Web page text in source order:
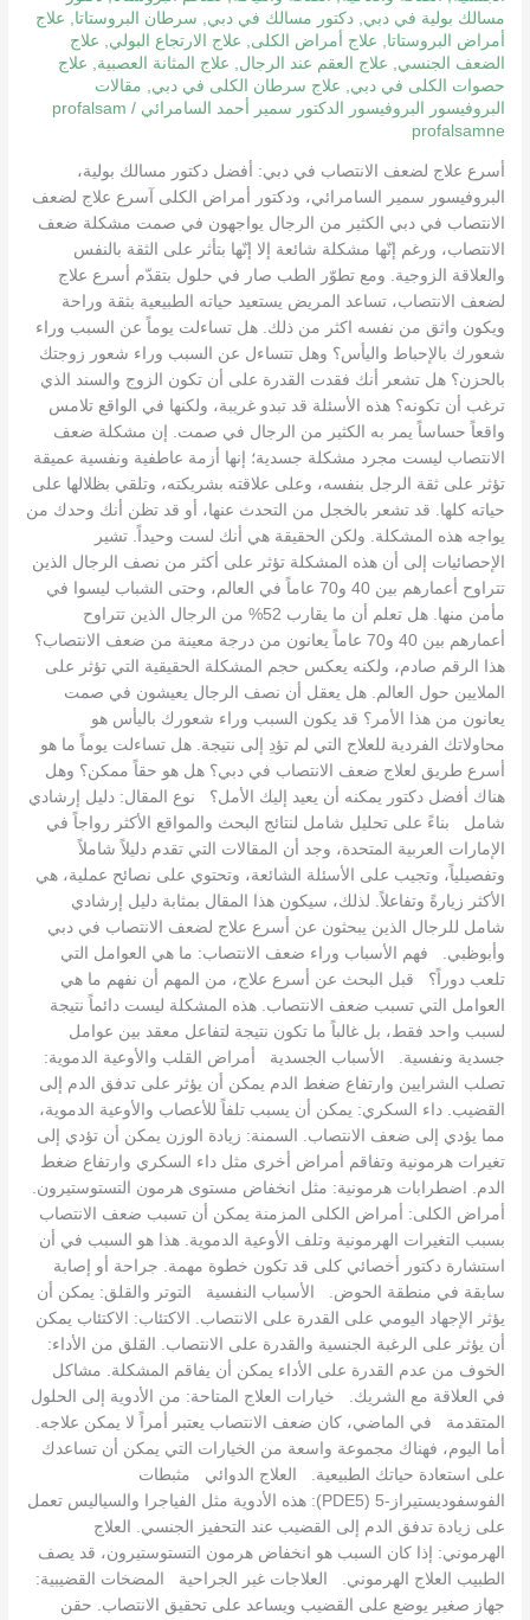
مسالك بولية في دبي,دكتور مسالك في دبي, سرطان البروستاتا, علاج
أمراض البروستاتا, علاج أمراض الكلى, علاج الارتجاع البولي, علاج
الضعف الجنسي, علاج العقم عند الرجال, علاج المثانة العصبية, علاج
حصوات الكلى في دبي, علاج سرطان الكلى في دبي, مقالات
البروفيسور البروفيسور الدكتور سمير أحمد السامرائي /
profalsam
profalsamne
أسرع علاج لضعف الانتصاب في دبي: أفضل دكتور مسالك بولية،
البروفيسور سمير السامرائي، ودكتور أمراض الكلى آسرع علاج لضعف
الانتصاب في دبي الكثير من الرجال يواجهون في صمت مشكلة ضعف
الانتصاب، ورغم إنّها مشكلة شائعة إلا إنّها بتأثر على الثقة بالنفس
والعلاقة الزوجية. ومع تطوّر الطب صار في حلول بتقدّم أسرع علاج
لضعف الانتصاب، تساعد المريض يستعيد حياته الطبيعية بثقة وراحة
ويكون واثق من نفسه اكثر من ذلك. هل تساءلت يوماً عن السبب وراء
شعورك بالإحباط واليأس؟ وهل تتساءل عن السبب وراء شعور زوجتك
بالحزن؟ هل تشعر أنك فقدت القدرة على أن تكون الزوج والسند الذي
ترغب أن تكونه؟ هذه الأسئلة قد تبدو غريبة، ولكنها في الواقع تلامس
واقعاً حساساً يمر به الكثير من الرجال في صمت. إن مشكلة ضعف
الانتصاب ليست مجرد مشكلة جسدية؛ إنها أزمة عاطفية ونفسية عميقة
تؤثر على ثقة الرجل بنفسه، وعلى علاقته بشريكته، وتلقي بظلالها على
حياته كلها. قد تشعر بالخجل من التحدث عنها، أو قد تظن أنك وحدك من
يواجه هذه المشكلة. ولكن الحقيقة هي أنك لست وحيداً. تشير
الإحصائيات إلى أن هذه المشكلة تؤثر على أكثر من نصف الرجال الذين
تتراوح أعمارهم بين 40 و70 عاماً في العالم، وحتى الشباب ليسوا في
مأمن منها. هل تعلم أن ما يقارب 52% من الرجال الذين تتراوح
أعمارهم بين 40 و70 عاماً يعانون من درجة معينة من ضعف الانتصاب؟
هذا الرقم صادم، ولكنه يعكس حجم المشكلة الحقيقية التي تؤثر على
الملايين حول العالم. هل يعقل أن نصف الرجال يعيشون في صمت
يعانون من هذا الأمر؟ قد يكون السبب وراء شعورك باليأس هو
محاولاتك الفردية للعلاج التي لم تؤدِ إلى نتيجة. هل تساءلت يوماً ما هو
أسرع طريق لعلاج ضعف الانتصاب في دبي؟ هل هو حقاً ممكن؟ وهل
هناك أفضل دكتور يمكنه أن يعيد إليك الأمل؟ نوع المقال: دليل إرشادي
شامل بناءً على تحليل شامل لنتائج البحث والمواقع الأكثر رواجاً في
الإمارات العربية المتحدة، وجد أن المقالات التي تقدم دليلاً شاملاً
وتفصيلياً، وتجيب على الأسئلة الشائعة، وتحتوي على نصائح عملية، هي
الأكثر زيارةً وتفاعلاً. لذلك، سيكون هذا المقال بمثابة دليل إرشادي
شامل للرجال الذين يبحثون عن أسرع علاج لضعف الانتصاب في دبي
وأبوظبي. فهم الأسباب وراء ضعف الانتصاب: ما هي العوامل التي
تلعب دوراً؟ قبل البحث عن أسرع علاج، من المهم أن نفهم ما هي
العوامل التي تسبب ضعف الانتصاب. هذه المشكلة ليست دائماً نتيجة
لسبب واحد فقط، بل غالباً ما تكون نتيجة لتفاعل معقد بين عوامل
جسدية ونفسية. الأسباب الجسدية أمراض القلب والأوعية الدموية:
تصلب الشرايين وارتفاع ضغط الدم يمكن أن يؤثر على تدفق الدم إلى
القضيب. داء السكري: يمكن أن يسبب تلفاً للأعصاب والأوعية الدموية،
مما يؤدي إلى ضعف الانتصاب. السمنة: زيادة الوزن يمكن أن تؤدي إلى
تغيرات هرمونية وتفاقم أمراض أخرى مثل داء السكري وارتفاع ضغط
الدم. اضطرابات هرمونية: مثل انخفاض مستوى هرمون التستوستيرون.
أمراض الكلى: أمراض الكلى المزمنة يمكن أن تسبب ضعف الانتصاب
بسبب التغيرات الهرمونية وتلف الأوعية الدموية. هذا هو السبب في أن
استشارة دكتور أخصائي كلى قد تكون خطوة مهمة. جراحة أو إصابة
سابقة في منطقة الحوض. الأسباب النفسية التوتر والقلق: يمكن أن
يؤثر الإجهاد اليومي على القدرة على الانتصاب. الاكتئاب: الاكتئاب يمكن
أن يؤثر على الرغبة الجنسية والقدرة على الانتصاب. القلق من الأداء:
الخوف من عدم القدرة على الأداء يمكن أن يفاقم المشكلة. مشاكل
في العلاقة مع الشريك. خيارات العلاج المتاحة: من الأدوية إلى الحلول
المتقدمة في الماضي، كان ضعف الانتصاب يعتبر أمراً لا يمكن علاجه.
أما اليوم، فهناك مجموعة واسعة من الخيارات التي يمكن أن تساعدك
على استعادة حياتك الطبيعية. العلاج الدوائي مثبطات
الفوسفوديستيراز-5 (PDE5): هذه الأدوية مثل الفياجرا والسياليس تعمل
على زيادة تدفق الدم إلى القضيب عند التحفيز الجنسي. العلاج
الهرموني: إذا كان السبب هو انخفاض هرمون التستوستيرون، قد يصف
الطبيب العلاج الهرموني. العلاجات غير الجراحية المضخات القضيبية:
جهاز صغير يوضع على القضيب ويساعد على تحقيق الانتصاب. حقن